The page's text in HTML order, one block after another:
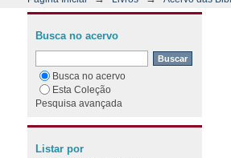
Busca no acervo
Busca no acervo
Esta Coleção
Pesquisa avançada
Listar por